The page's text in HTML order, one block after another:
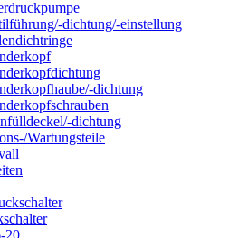
dichtung/-einstellung
dichtung
dichtung
Wartungsteile
20